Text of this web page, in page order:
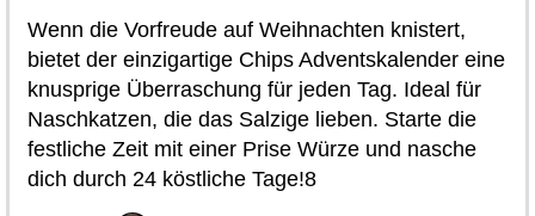
Wenn die Vorfreude auf Weihnachten knistert,
bietet der einzigartige Chips Adventskalender eine
knusprige Überraschung für jeden Tag. Ideal für
Naschkatzen, die das Salzige lieben. Starte die
festliche Zeit mit einer Prise Würze und nasche
dich durch 24 köstliche Tage!8